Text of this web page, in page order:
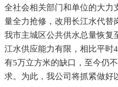
全社会相关部门和单位的大力
量全力抢修，改用长江水代替
我市主城区公共供水总量恢复
江水供应能力有限，相比平时
有5万立方米的缺口，至今仍
求。为此，我公司将抓紧做好